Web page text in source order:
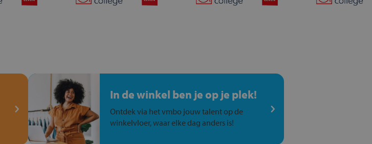
In de winkel ben je op je plek!
Ontdek via het vmbo jouw talent op de
winkelvloer, waar elke dag anders is!